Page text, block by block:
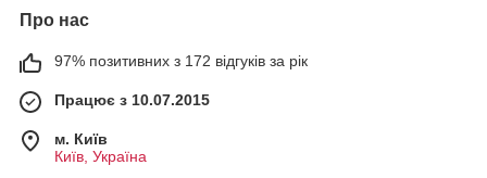
Про нас
97% позитивних з 172 відгуків за рік
Працює з 10.07.2015
м. Київ
Київ, Україна